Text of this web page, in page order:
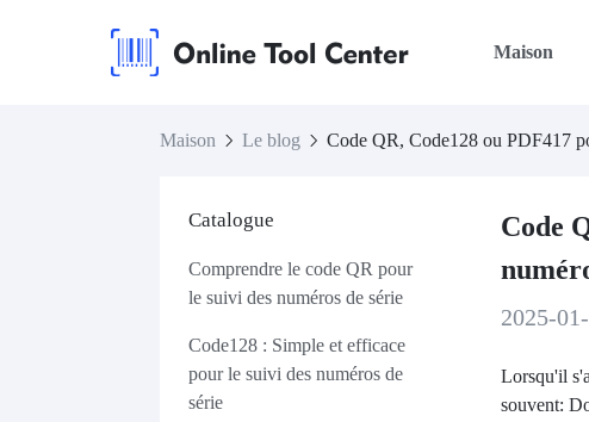
Maison
Maison Le blog Code QR, Code128 ou PDF417
Catalogue
Comprendre le code QR pour
le suivi des numéros de série
Code128 : Simple et efficace
pour le suivi des numéros de
série
Code
2025-
Lorsqu'il
souvent: